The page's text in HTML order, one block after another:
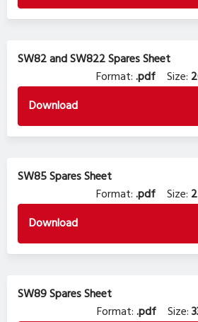
SW82 and SW822 Spares Sheet
Format:.pdf Size:
Download
SW85 Spares Sheet
Format:.pdf Size:
Download
SW89 Spares Sheet
Format:.pdf Size: